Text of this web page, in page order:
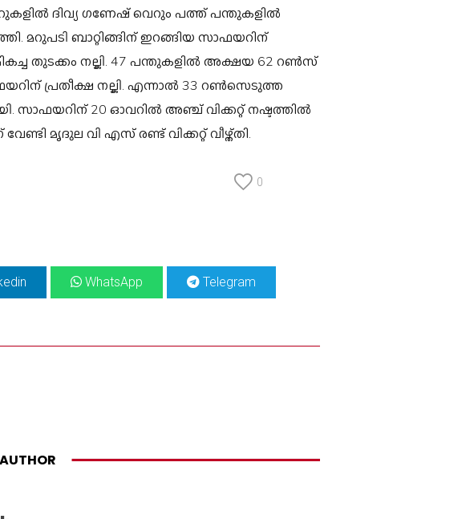
ദിവ്യ ഗണേഷ് വെറും പത്ത് പന്തുകളിൽ
മറുപടി ബാറ്റിങ്ങിന് ഇറങ്ങിയ സാഫയറിന്
തുടക്കം നല്കി. 47 പന്തുകളിൽ അക്ഷയ 62 റൺസ്
പ്രതീക്ഷ നല്കി. എന്നാൽ 33 റൺസെടുത്ത
സാഫയറിന് 20 ഓവറിൽ അഞ്ച് വിക്കറ്റ് നഷ്ടത്തിൽ
മൃദുല വി എസ് രണ്ട് വിക്കറ്റ് വീഴ്ത്തി.
0
WhatsApp Telegram